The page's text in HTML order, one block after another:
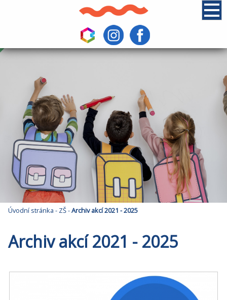
Úvodní stránka - ZŠ-Archiv akcí 2021 - 2025
Archiv akcí 2021 - 2025